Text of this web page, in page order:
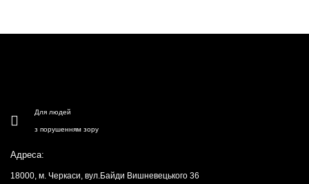
Для людей
з порушенням зору
Адреса:
18000, м. Черкаси, вул.Байди Вишневецького 36